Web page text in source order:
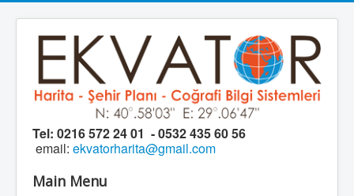
Tel: 0216 572 24 01 - 0532 435 60 56
email: ekvatorharita@gmail.com
Main Menu